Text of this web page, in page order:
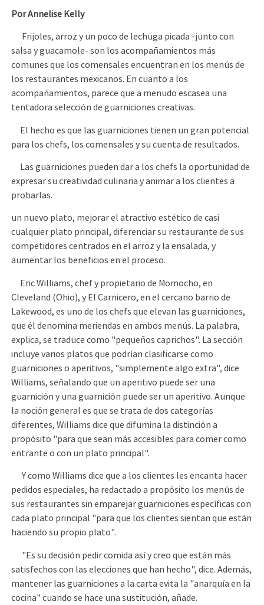
Por Annelise Kelly
Frijoles, arroz y un poco de lechuga picada -junto con
salsa y guacamole- son los acompañamientos más
comunes que los comensales encuentran en los menús de
los restaurantes mexicanos. En cuanto a los
acompañamientos, parece que a menudo escasea una
tentadora selección de guarniciones creativas.
El hecho es que las guarniciones tienen un gran potencial
para los chefs, los comensales y su cuenta de resultados.
Las guarniciones pueden dar a los chefs la oportunidad de
expresar su creatividad culinaria y animar a los clientes a
probarlas.
un nuevo plato, mejorar el atractivo estético de casi
cualquier plato principal, diferenciar su restaurante de sus
competidores centrados en el arroz y la ensalada, y
aumentar los beneficios en el proceso.
Eric Williams, chef y propietario de Momocho, en
Cleveland (Ohio), y El Carnicero, en el cercano barrio de
Lakewood, es uno de los chefs que elevan las guarniciones,
que él denomina meriendas en ambos menús. La palabra,
explica, se traduce como "pequeños caprichos". La sección
incluye varios platos que podrían clasificarse como
guarniciones o aperitivos, "simplemente algo extra", dice
Williams, señalando que un aperitivo puede ser una
guarnición y una guarnición puede ser un aperitivo. Aunque
la noción general es que se trata de dos categorías
diferentes, Williams dice que difumina la distinción a
propósito "para que sean más accesibles para comer como
entrante o con un plato principal".
Y como Williams dice que a los clientes les encanta hacer
pedidos especiales, ha redactado a propósito los menús de
sus restaurantes sin emparejar guarniciones específicas con
cada plato principal "para que los clientes sientan que están
haciendo su propio plato".
"Es su decisión pedir comida así y creo que están más
satisfechos con las elecciones que han hecho", dice. Además,
mantener las guarniciones a la carta evita la "anarquía en la
cocina" cuando se hace una sustitución, añade.